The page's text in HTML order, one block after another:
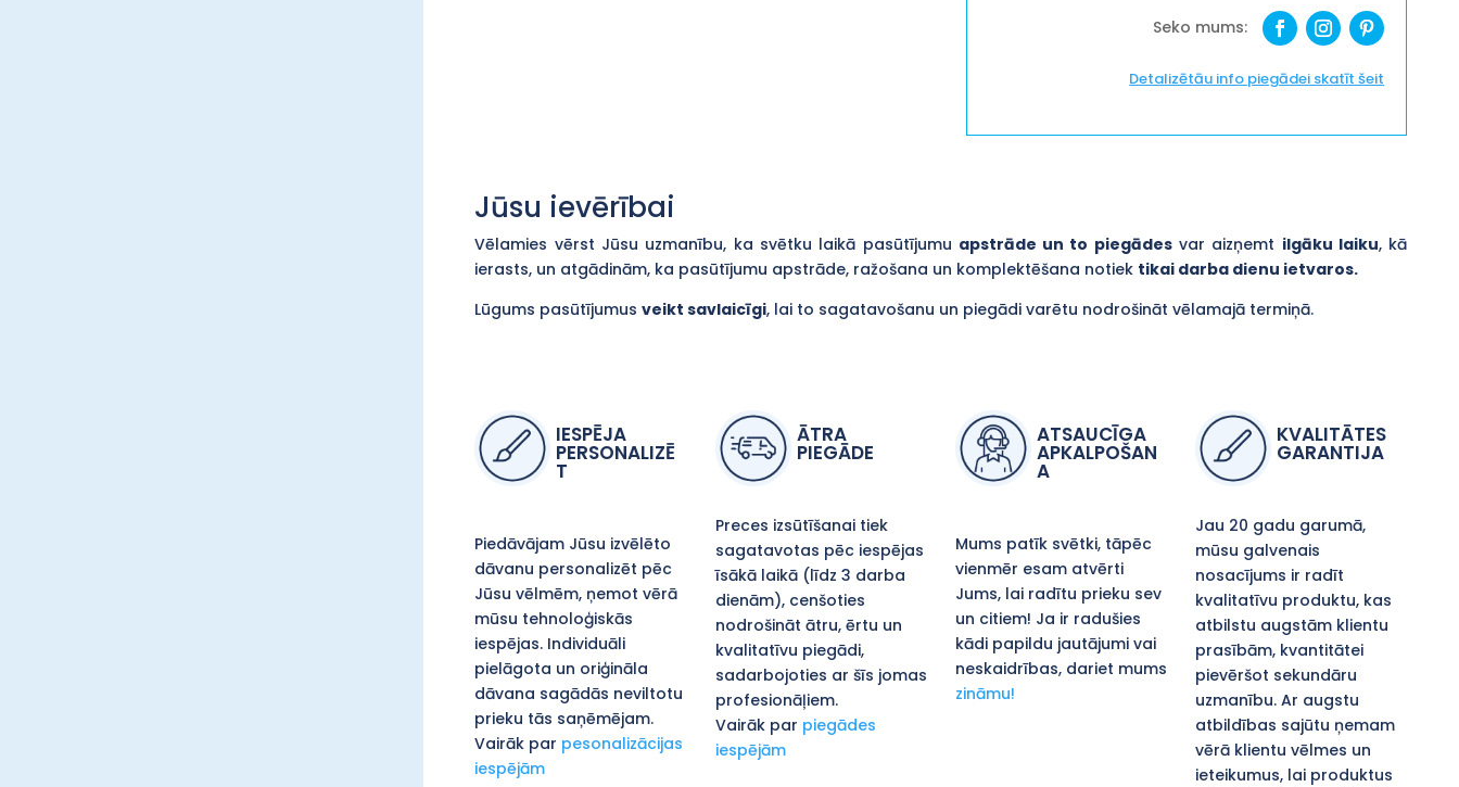
Detalizētāu info piegādei skatīt šeit
Jūsu ievērībai
Vēlamies vērst Jūsu uzmanību, ka svētku laikā pasūtījumu apstrāde un to piegādesvar aizņemt ilgāku laiku, kā
ierasts, un atgādinām, ka pasūtījumu apstrāde, ražošana un komplektēšana notiek tikai darba dienu ietvaros.
Lūgums pasūtījumusveikt savlaicīgi, lai to sagatavošanu un piegādi varētu nodrošināt vēlamajā termiņā.
IESPĒJA
PERSONALIZĒ
T
Piedāvājam Jūsu izvēlēto
dāvanu personalizēt pēc
Jūsu vēlmēm, ņemot vērā
mūsu tehnoloģiskās
iespējas. Individuāli
pielāgota un oriģināla
dāvana sagādās neviltotu
prieku tās saņēmējam.
Vairāk par pesonalizācijas
iespējām
ĀTRA
PIEGĀDE
Preces izsūtīšanai tiek
sagatavotas pēc iespējas
īsākā laikā (līdz 3 darba
dienām), cenšoties
nodrošināt ātru, ērtu un
kvalitatīvu piegādi,
sadarbojoties ar šīs jomas
profesionāļiem.
Vairāk par piegādes
iespējām
ATSAUCĪGA
APKALPOŠAN
A
Mums patīk svētki, tāpēc
vienmēr esam atvērti
Jums, lai radītu prieku sev
un citiem! Ja ir radušies
kādi papildu jautājumi vai
neskaidrības, dariet mums
zināmu!
KVALITĀTES
GARANTIJA
Jau 20 gadu garumā,
mūsu galvenais
nosacījums ir radīt
kvalitatīvu produktu, kas
atbilstu augstām klientu
prasībām, kvantitātei
pievēršot sekundāru
uzmanību. Ar augstu
atbildības sajūtu ņemam
vērā klientu vēlmes un
ieteikumus, lai produktus